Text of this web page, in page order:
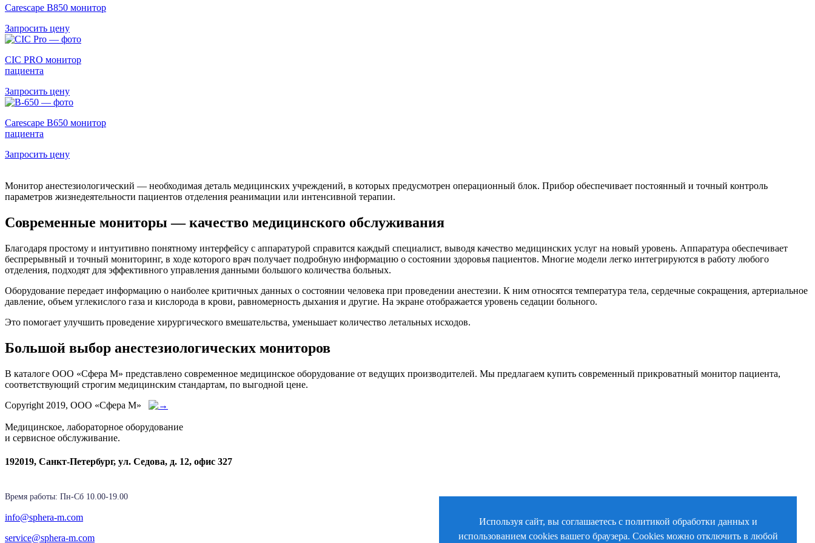
Используя сайт, вы соглашаетесь с политикой обработки данных и
использованием cookies вашего браузера. Cookies можно отключить в любой
Carescape B850 монитор
Запросить цену
CIC PRO монитор
пациента
Запросить цену
Carescape B650 монитор
пациента
Запросить цену
Монитор анестезиологический — необходимая деталь медицинских учреждений, в которых предусмотрен операционный блок. Прибор обеспечивает постоянный и точный контроль
параметров жизнедеятельности пациентов отделения реанимации или интенсивной терапии.
Современные мониторы — качество медицинского обслуживания
Благодаря простому и интуитивно понятному интерфейсу с аппаратурой справится каждый специалист, выводя качество медицинских услуг на новый уровень. Аппаратура обеспечивает
беспрерывный и точный мониторинг, в ходе которого врач получает подробную информацию о состоянии здоровья пациентов. Многие модели легко интегрируются в работу любого
отделения, подходят для эффективного управления данными большого количества больных.
Оборудование передает информацию о наиболее критичных данных о состоянии человека при проведении анестезии. К ним относятся температура тела, сердечные сокращения, артериальное
давление, объем углекислого газа и кислорода в крови, равномерность дыхания и другие. На экране отображается уровень седации больного.
Это помогает улучшить проведение хирургического вмешательства, уменьшает количество летальных исходов.
Большой выбор анестезиологических мониторов
В каталоге ООО «Сфера М» представлено современное медицинское оборудование от ведущих производителей. Мы предлагаем купить современный прикроватный монитор пациента,
соответствующий строгим медицинским стандартам, по выгодной цене.
Copyright 2019, ООО «Сфера М»
Медицинское, лабораторное оборудование
и сервисное обслуживание.
192019, Санкт-Петербург, ул. Седова, д. 12, офис 327
Время работы: Пн-Cб 10.00-19.00
info@sphera-m.com
service@sphera-m.com